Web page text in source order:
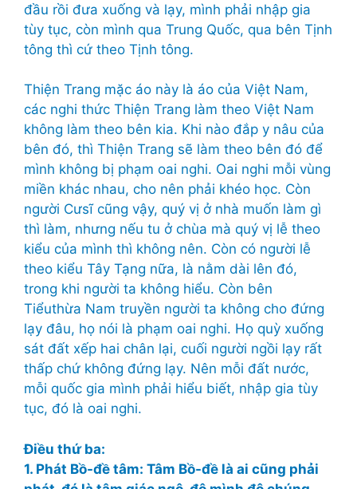
đầu rồi đưa xuống và lạy, mình phải nhập gia
tùy tục, còn mình qua Trung Quốc, qua bên Tịnh
tông thì cứ theo Tịnh tông.
Thiện Trang mặc áo này là áo của Việt Nam,
các nghi thức Thiện Trang làm theo Việt Nam
không làm theo bên kia. Khi nào đắp y nâu của
bên đó, thì Thiện Trang sẽ làm theo bên đó để
mình không bị phạm oai nghi. Oai nghi mỗi vùng
miền khác nhau, cho nên phải khéo học. Còn
người Cưsĩ cũng vậy, quý vị ở nhà muốn làm gì
thì làm, nhưng nếu tu ở chùa mà quý vị lễ theo
kiểu của mình thì không nên. Còn có người lễ
theo kiểu Tây Tạng nữa, là nằm dài lên đó,
trong khi người ta không hiểu. Còn bên
Tiểuthừa Nam truyền người ta không cho đứng
lạy đâu, họ nói là phạm oai nghi. Họ quỳ xuống
sát đất xếp hai chân lại, cuối người ngồi lạy rất
thấp chứ không đứng lạy. Nên mỗi đất nước,
mỗi quốc gia mình phải hiểu biết, nhập gia tùy
tục, đó là oai nghi.
Điều thứ ba:
1. Phát Bồ-đề tâm: Tâm Bồ-đề là ai cũng phải